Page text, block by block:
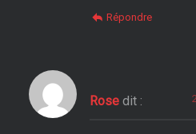
Répondre
Rose dit :